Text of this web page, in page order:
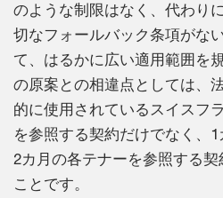
のような制限はなく、代わり
切なフォールバック条項がな
て、はるかに広い適用範囲を
の原案との相違点としては、
的に使用されているスイスフ
を参照する契約だけでなく、
2カ月の各テナーを参照する
ことです。